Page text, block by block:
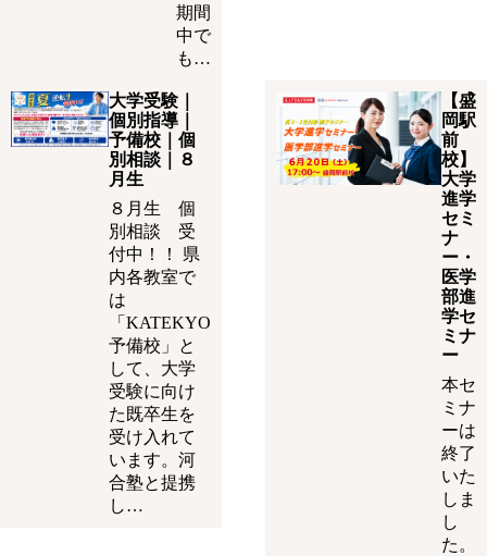
期間
中で
も…
大学受験｜
個別指導｜
予備校｜個
別相談｜８
月生
８月生 個
別相談 受
付中！！ 県
内各教室で
は
「KATEKYO
予備校」と
して、大学
受験に向け
た既卒生を
受け入れて
います。河
合塾と提携
し…
【盛
岡駅
前
校】
大学
進学
セミ
ナ
ー・
医学
部進
学セ
ミナ
ー
本セ
ミナ
ーは
終了
いた
しま
し
た。